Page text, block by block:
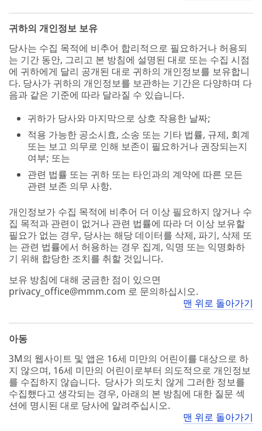
귀하의 개인정보 보유
당사는 수집 목적에 비추어 합리적으로 필요하거나 허용되
는 기간 동안, 그리고 본 방침에 설명된 대로 또는 수집 시점
에 귀하에게 달리 공개된 대로 귀하의 개인정보를 보유합니
다. 당사가 귀하의 개인정보를 보관하는 기간은 다양하며 다
음과 같은 기준에 따라 달라질 수 있습니다.
귀하가 당사와 마지막으로 상호 작용한 날짜;
적용 가능한 공소시효, 소송 또는 기타 법률, 규제, 회계
또는 보고 의무로 인해 보존이 필요하거나 권장되는지
여부; 또는
관련 법률 또는 귀하 또는 타인과의 계약에 따른 모든
관련 보존 의무 사항.
개인정보가 수집 목적에 비추어 더 이상 필요하지 않거나 수
집 목적과 관련이 없거나 관련 법률에 따라 더 이상 보유할
필요가 없는 경우, 당사는 해당 데이터를 삭제, 파기, 삭제 또
는 관련 법률에서 허용하는 경우 집계, 익명 또는 익명화하
기 위해 합당한 조치를 취할 것입니다.
보유 방침에 대해 궁금한 점이 있으면
privacy_office@mmm.com 로 문의하십시오.
맨 위로 돌아가기
아동
3M의 웹사이트 및 앱은 16세 미만의 어린이를 대상으로 하
지 않으며, 16세 미만의 어린이로부터 의도적으로 개인정보
를 수집하지 않습니다. 당사가 의도치 않게 그러한 정보를
수집했다고 생각되는 경우, 아래의 본 방침에 대한 질문 섹
션에 명시된 대로 당사에 알려주십시오.
맨 위로 돌아가기